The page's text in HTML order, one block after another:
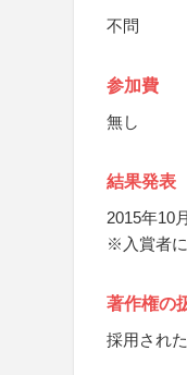
不問
参加費
無し
結果発表
2015年10
※入賞者
著作権の
採用され